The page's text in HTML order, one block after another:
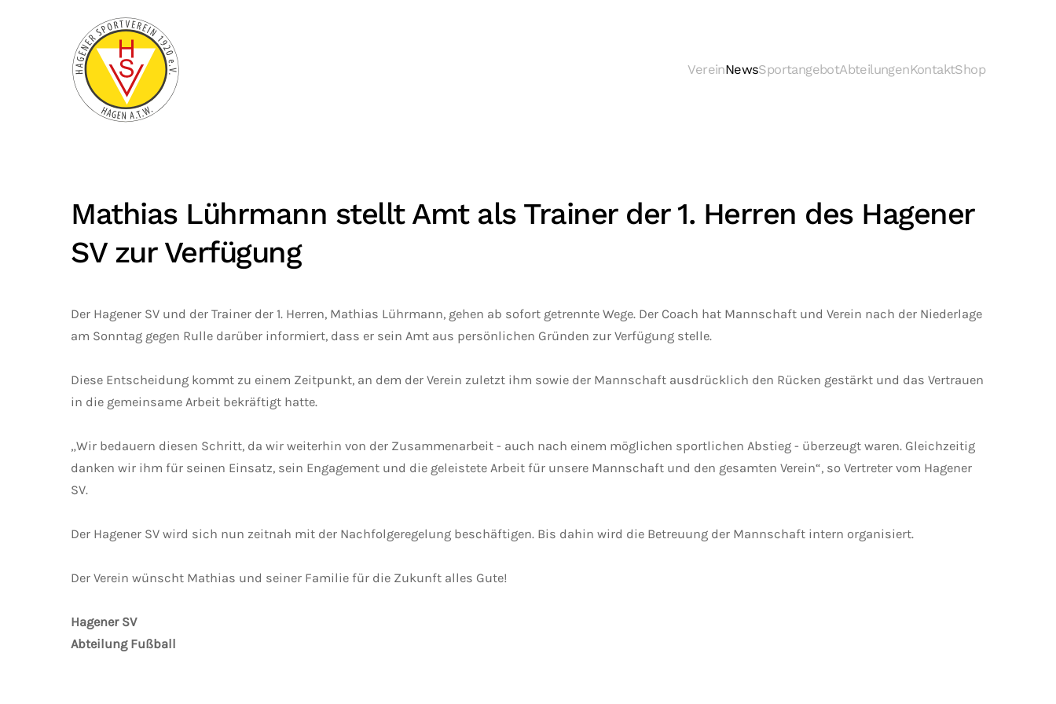
Zum Hauptinhalt springen
VereinNewsSportangebotAbteilungenKontaktShop
Mathias Lührmann stellt Amt als Trainer der 1. Herren des Hagener
SV zur Verfügung
Der Hagener SV und der Trainer der 1. Herren, Mathias Lührmann, gehen ab sofort getrennte Wege. Der Coach hat Mannschaft und Verein nach der Niederlage
am Sonntag gegen Rulle darüber informiert, dass er sein Amt aus persönlichen Gründen zur Verfügung stelle.
Diese Entscheidung kommt zu einem Zeitpunkt, an dem der Verein zuletzt ihm sowie der Mannschaft ausdrücklich den Rücken gestärkt und das Vertrauen
in die gemeinsame Arbeit bekräftigt hatte.
„Wir bedauern diesen Schritt, da wir weiterhin von der Zusammenarbeit - auch nach einem möglichen sportlichen Abstieg - überzeugt waren. Gleichzeitig
danken wir ihm für seinen Einsatz, sein Engagement und die geleistete Arbeit für unsere Mannschaft und den gesamten Verein“, so Vertreter vom Hagener
SV.
Der Hagener SV wird sich nun zeitnah mit der Nachfolgeregelung beschäftigen. Bis dahin wird die Betreuung der Mannschaft intern organisiert.
Der Verein wünscht Mathias und seiner Familie für die Zukunft alles Gute!
Hagener SV
Abteilung Fußball